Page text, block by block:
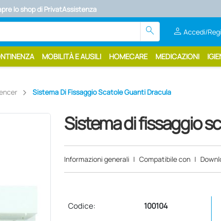
search person Accedi/
MOBILITÀ E AUSILI HOMECARE MEDICAZIONI
Sistema Di Fissaggio Scatole Guanti Dracula
Sistema di fissaggio
Informazioni generali | Compatibile con |
Codice:
100104